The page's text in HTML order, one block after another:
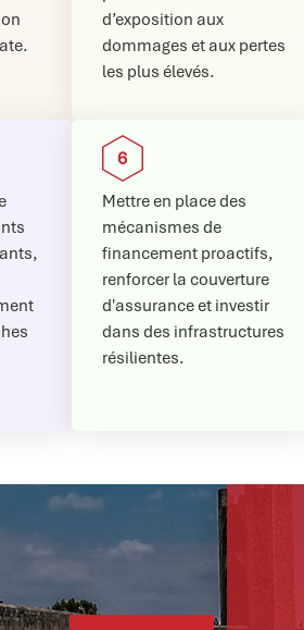
d’exposition aux
dommages et aux pertes
les plus élevés.
Mettre en place des
mécanismes de
financement proactifs,
renforcer la couverture
d'assurance et investir
dans des infrastructures
résilientes.